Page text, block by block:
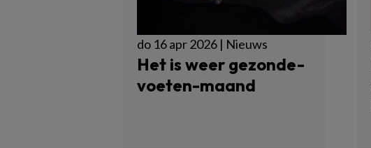
do 16 apr 2026 | Nieuws
Het is weer gezonde-
voeten-maand